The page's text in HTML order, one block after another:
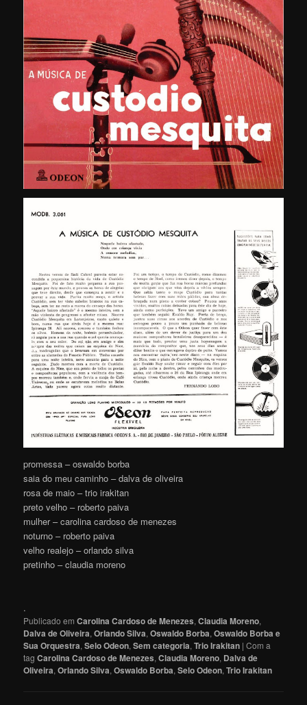
promessa – oswaldo borba
saia do meu caminho – dalva de oliveira
rosa de maio – trio irakitan
preto velho – roberto paiva
mulher – carolina cardoso de menezes
noturno – roberto paiva
velho realejo – orlando silva
pretinho – claudia moreno
.
Publicado em Carolina Cardoso de Menezes,Claudia Moreno,
Dalva de Oliveira,Orlando Silva,Oswaldo Borba,Oswaldo Borba e
Sua Orquestra,Selo Odeon,Sem categoria,Trio Irakitan |Com a
tagCarolina Cardoso de Menezes,Claudia Moreno, Dalva de
Oliveira,Orlando Silva,Oswaldo Borba,Selo Odeon,Trio Irakitan